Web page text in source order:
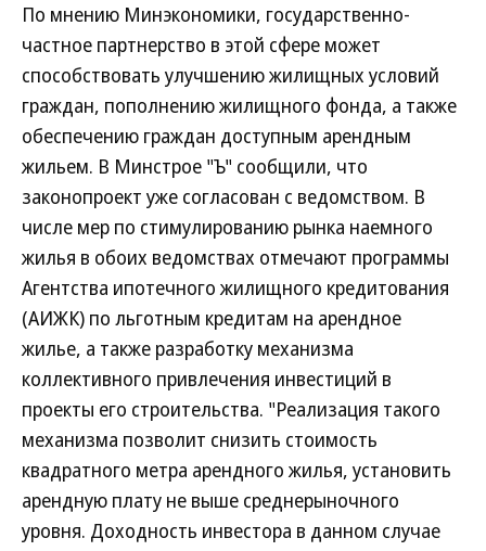
По мнению Минэкономики, государственно-
частное партнерство в этой сфере может
способствовать улучшению жилищных условий
граждан, пополнению жилищного фонда, а также
обеспечению граждан доступным арендным
жильем. В Минстрое "Ъ" сообщили, что
законопроект уже согласован с ведомством. В
числе мер по стимулированию рынка наемного
жилья в обоих ведомствах отмечают программы
Агентства ипотечного жилищного кредитования
(АИЖК) по льготным кредитам на арендное
жилье, а также разработку механизма
коллективного привлечения инвестиций в
проекты его строительства. "Реализация такого
механизма позволит снизить стоимость
квадратного метра арендного жилья, установить
арендную плату не выше среднерыночного
уровня. Доходность инвестора в данном случае